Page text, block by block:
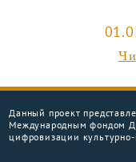
Данный проект
Международным фондом
цифровизации культурно-